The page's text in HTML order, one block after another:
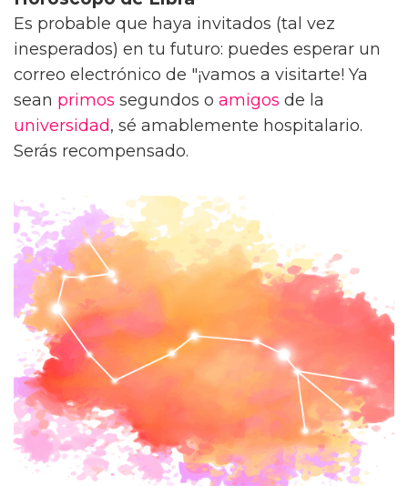
Es probable que haya invitados (tal vez
inesperados) en tu futuro: puedes esperar un
correo electrónico de "¡vamos a visitarte! Ya
sean primos segundos o amigos de la
universidad, sé amablemente hospitalario.
Serás recompensado.